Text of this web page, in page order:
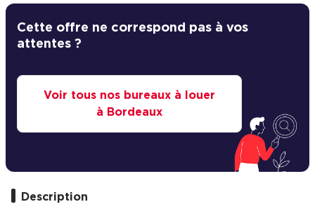
Cette offre ne correspond pas à vos
attentes ?
Voir tous nos bureaux à louer
à Bordeaux
Description